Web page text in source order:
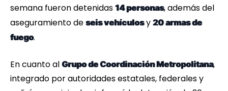
semana fueron detenidas 14 personas, además del
aseguramiento de seis vehículosy 20 armas de
fuego.
En cuanto al Grupo de Coordinación Metropolitana,
integrado por autoridades estatales, federales y